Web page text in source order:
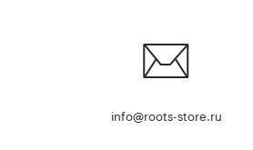
info@roots-store.ru